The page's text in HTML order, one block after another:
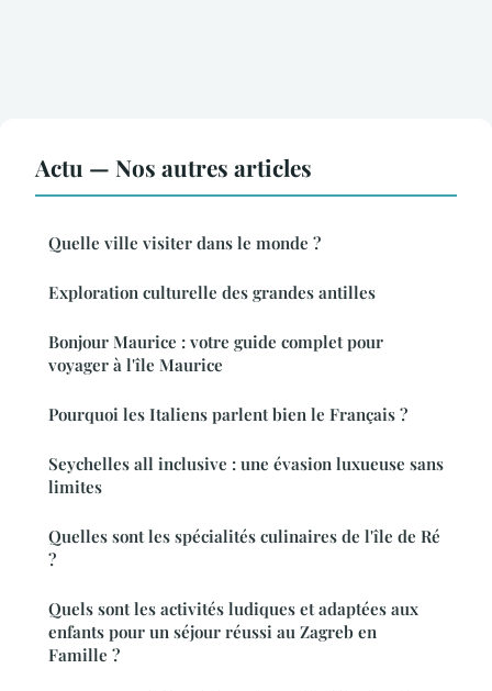
Actu — Nos autres articles
Quelle ville visiter dans le monde ?
Exploration culturelle des grandes antilles
Bonjour Maurice : votre guide complet pour
voyager à l'île Maurice
Pourquoi les Italiens parlent bien le Français ?
Seychelles all inclusive : une évasion luxueuse sans
limites
Quelles sont les spécialités culinaires de l'île de Ré
?
Quels sont les activités ludiques et adaptées aux
enfants pour un séjour réussi au Zagreb en
Famille ?